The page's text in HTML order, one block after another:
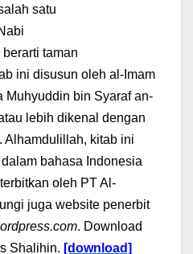
satu
taman
ini disusun oleh al-Imam
Muhyuddin bin Syaraf an-
lebih dikenal dengan
Alhamdulillah, kitab ini
bahasa Indonesia
oleh PT Al-
juga website penerbit
. Download
Shalihin. [download]